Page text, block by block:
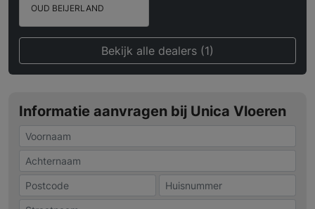
OUD BEIJERLAND
Bekijk alle dealers (1)
Informatie aanvragen bij Unica Vloeren